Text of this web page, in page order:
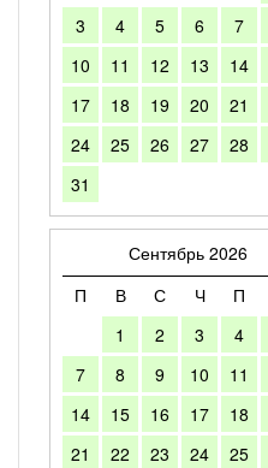
3
4 5 6 7
10
11 12 13 14
17
18 19 20 21
24
25 26 27 28
31
Сентябрь 2026
П
В С Ч П
1
2 3 4
7
8 9 10 11
14
15 16 17 18
21
22 23 24 25